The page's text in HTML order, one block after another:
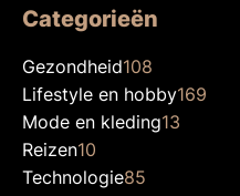
Categorieën
Gezondheid108
Lifestyle en hobby169
Mode en kleding13
Reizen10
Technologie85